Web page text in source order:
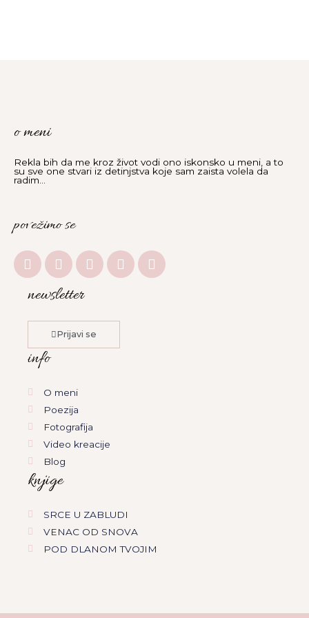
o meni
Rekla bih da me kroz život vodi ono iskonsko u meni, a to
su sve one stvari iz detinjstva koje sam zaista volela da
radim...
povežimo se
I
n
t
g
a
m
F
a
c
e
o
o
k
Y
o
b
e
L
i
d
n
E
n
newsletter
Prijavi se
info
O meni
Poezija
Fotografija
Video kreacije
Blog
knjige
SRCE U ZABLUDI
VENAC OD SNOVA
POD DLANOM TVOJIM